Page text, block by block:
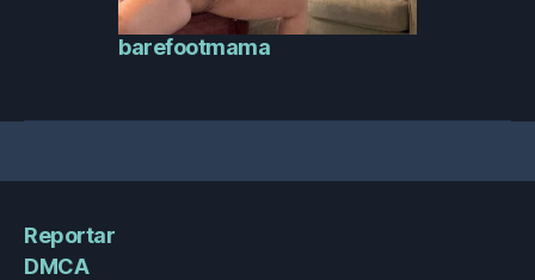
barefootmama
Reportar
DMCA